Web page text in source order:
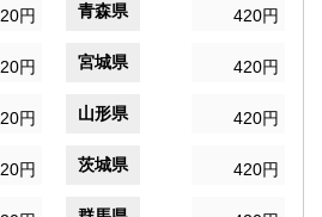
円 青森県 420円
円 宮城県 420円
円 山形県 420円
円 茨城県 420円